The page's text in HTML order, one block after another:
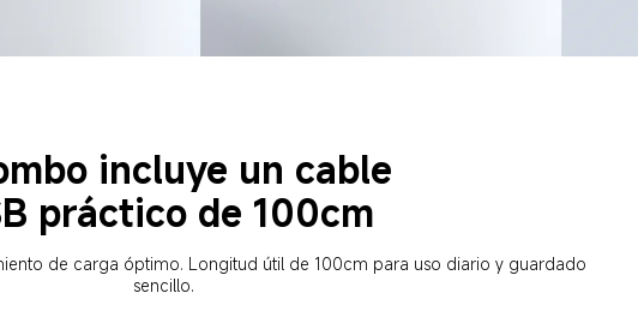
incluye un cable
práctico de 100cm
de carga óptimo. Longitud útil de 100cm para uso diario y guardado
sencillo.